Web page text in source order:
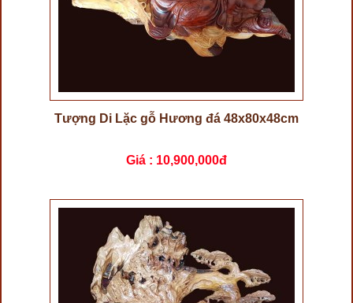
Tượng Di Lặc gỗ Hương đá 48x80x48cm
Giá : 10,900,000đ